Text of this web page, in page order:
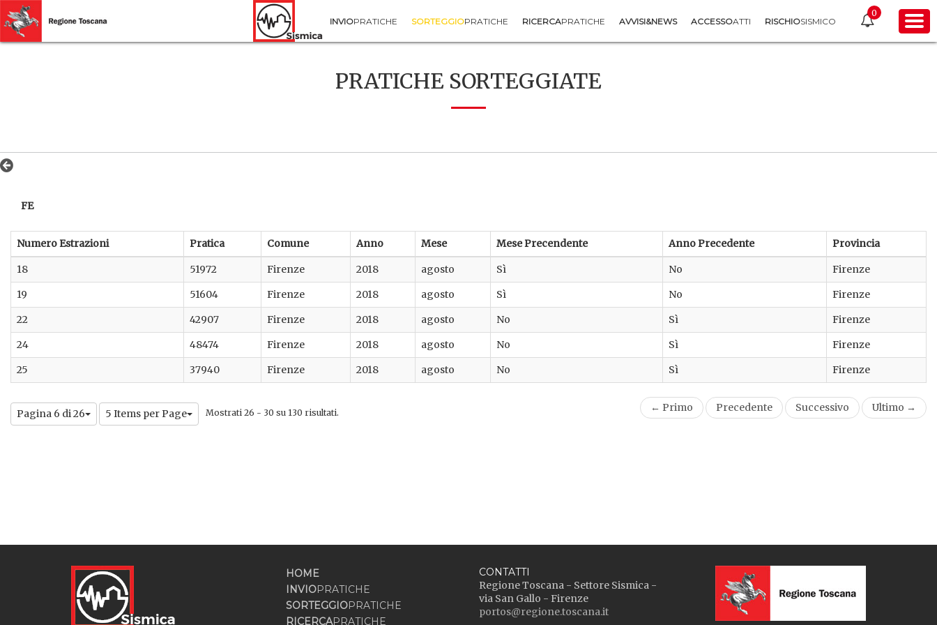
INVIOPRATICHE SORTEGGIOPRATICHE RICERCAPRATICHE AVVISI&NEWS ACCESSOATTI RISCHIOSISMICO
0
PRATICHE SORTEGGIATE
FE
Numero Estrazioni Pratica Comune Anno Mese Mese Precendente Anno Precedente Provincia
18 51972 Firenze 2018 agosto Sì No
Firenze
19
51604 Firenze 2018 agosto Sì No
Firenze
22
42907 Firenze 2018 agosto No Sì
Firenze
24
48474 Firenze 2018 agosto No Sì
Firenze
25
37940 Firenze 2018 agosto No Sì Firenze
Pagina 6 di 26 5 Items per Page Mostrati 26 - 30 su 130 risultati. ← Primo Precedente Successivo Ultimo →
HOME
INVIOPRATICHE
SORTEGGIOPRATICHE
RICERCAPRATICHE
CONTATTI
Regione Toscana - Settore Sismica -
via San Gallo - Firenze
portos@regione.toscana.it